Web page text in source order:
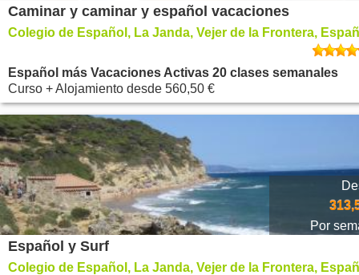
Caminar y caminar y español vacaciones
Colegio de Español, La Janda, Vejer de la Frontera,
Español más Vacaciones Activas 20 clases semanales
Curso + Alojamiento desde 560,50 €
Por
Español y Surf
Colegio de Español, La Janda, Vejer de la Frontera,